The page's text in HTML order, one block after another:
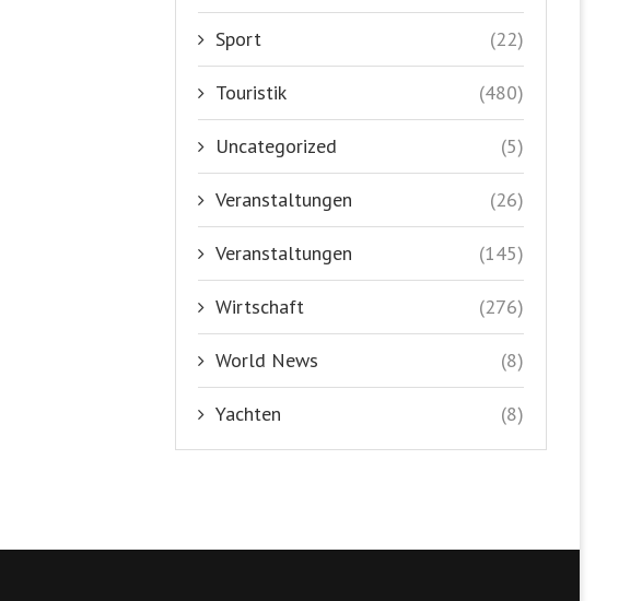
Sport (22)
Touristik (480)
Uncategorized (5)
Veranstaltungen (26)
Veranstaltungen (145)
Wirtschaft (276)
World News (8)
Yachten (8)